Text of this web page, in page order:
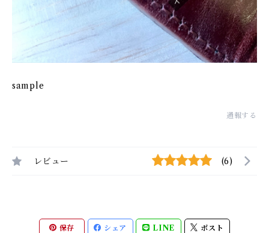
sample
通報する
レビュー (6)
保存 シェア LINE ポスト